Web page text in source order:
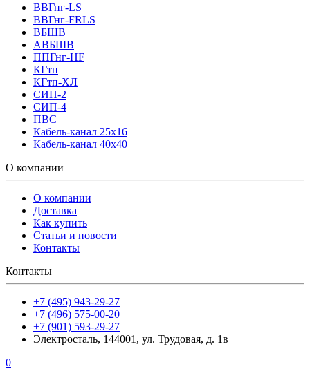
ВВГнг-LS
ВВГнг-FRLS
ВБШВ
АВБШВ
ППГнг-HF
КГтп
КГтп-ХЛ
СИП-2
СИП-4
ПВС
Кабель-канал 25х16
Кабель-канал 40х40
О компании
О компании
Доставка
Как купить
Статьи и новости
Контакты
Контакты
+7 (495) 943-29-27
+7 (496) 575-00-20
+7 (901) 593-29-27
Электросталь, 144001, ул. Трудовая, д. 1в
0